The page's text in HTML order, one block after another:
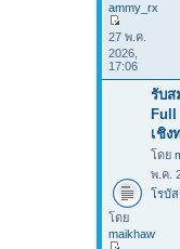
ammy_rx
27 พ.ค.
2026,
17:06
รับส
เชิง
โดย
พ.ค.
โรบั
โดย
maikhaw